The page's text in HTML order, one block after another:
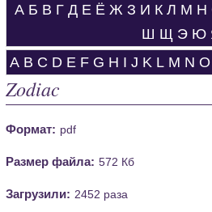
А Б В Г Д Е Ё Ж З И К Л М Н
Ш Щ Э Ю
A B C D E F G H I J K L M N O
Zodiac
Формат: pdf
Размер файла: 572 Кб
Загрузили: 2452 раза